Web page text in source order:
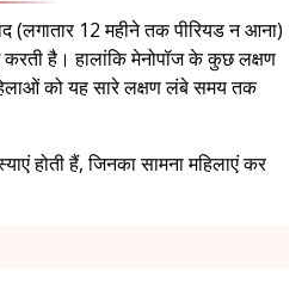
(लगातार 12 महीने तक पीरियड न आना)
करती है। हालांकि मेनोपॉज के कुछ लक्षण
को यह सारे लक्षण लंबे समय तक
होती हैं, जिनका सामना महिलाएं कर